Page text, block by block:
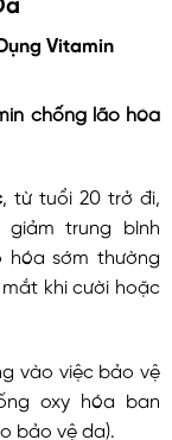
Vitamin
chống lão hóa
, từ tuổi 20 trở đi,
trung bình
hóa sớm thường
khi cười hoặc
vào việc bảo vệ
oxy hóa ban
bảo vệ da).